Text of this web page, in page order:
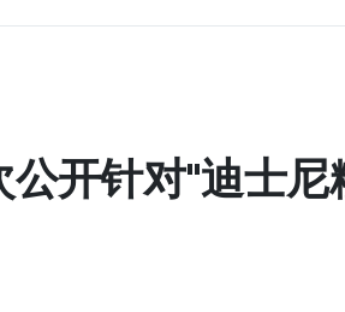
开针对"迪士尼